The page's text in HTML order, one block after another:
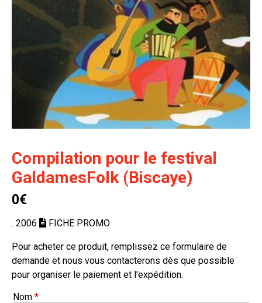
Compilation pour le festival
GaldamesFolk (Biscaye)
0€
. 2006 FICHE PROMO
Pour acheter ce produit, remplissez ce formulaire de
demande et nous vous contacterons dès que possible
pour organiser le paiement et l'expédition.
Nom *